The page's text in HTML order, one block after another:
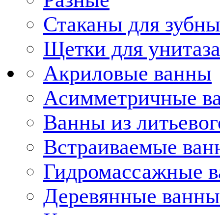
Стаканы для
Щетки для унитаза
Акриловые ванны
Асимметричные
Ванны из
Встраиваемые
Гидромассажные
Деревянные ванны